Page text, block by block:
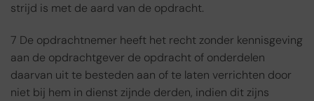
strijd is met de aard van de opdracht.
7 De opdrachtnemer heeft het recht zonder kennisgeving
aan de opdrachtgever de opdracht of onderdelen
daarvan uit te besteden aan of te laten verrichten door
niet bij hem in dienst zijnde derden, indien dit zijns